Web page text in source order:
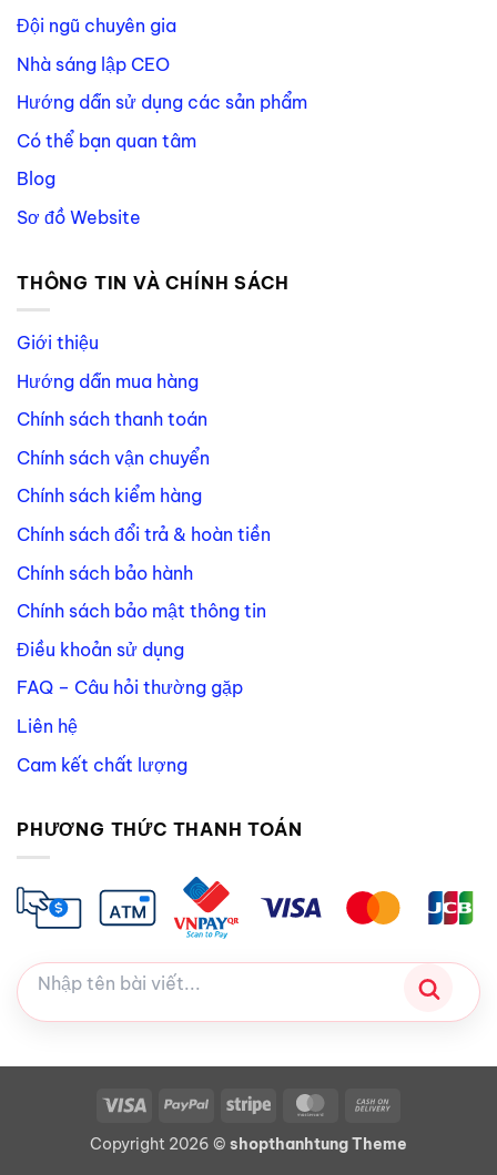
Đội ngũ chuyên gia
Nhà sáng lập CEO
Hướng dẫn sử dụng các sản phẩm
Có thể bạn quan tâm
Blog
Sơ đồ Website
THÔNG TIN VÀ CHÍNH SÁCH
Giới thiệu
Hướng dẫn mua hàng
Chính sách thanh toán
Chính sách vận chuyển
Chính sách kiểm hàng
Chính sách đổi trả & hoàn tiền
Chính sách bảo hành
Chính sách bảo mật thông tin
Điều khoản sử dụng
FAQ – Câu hỏi thường gặp
Liên hệ
Cam kết chất lượng
PHƯƠNG THỨC THANH TOÁN
Visa PayPal Stripe MasterCard
Delivery
Copyright 2026 © shopthanhtung Theme